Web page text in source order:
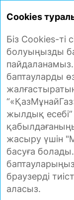
2020
COVID-19
этика
түсті,
бірі ретінде
әрекетінің
мен
Cookies
Біз Cookies-ті
болуыңызды
баптауларды
жылдық
жасыру үшін
басуға
браузерді
аласыз.